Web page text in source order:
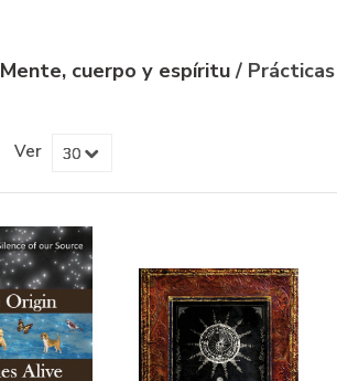
Mente, cuerpo y espíritu/
Ver